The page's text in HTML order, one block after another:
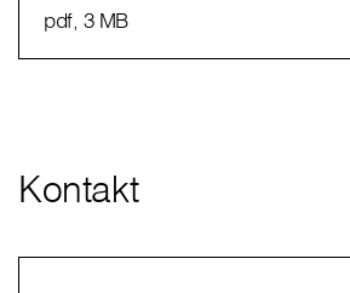
pdf, 3 MB
Kontakt